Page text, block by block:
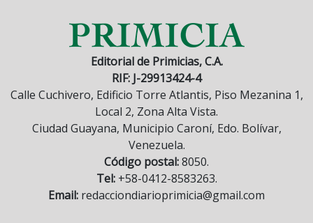
Editorial de Primicias, C.A.
RIF: J-29913424-4
Calle Cuchivero, Edificio Torre Atlantis, Piso Mezanina 1,
Local 2, Zona Alta Vista.
Ciudad Guayana, Municipio Caroní, Edo. Bolívar,
Venezuela.
Código postal:8050.
Tel:+58-0412-8583263.
Email: redacciondiarioprimicia@gmail.com